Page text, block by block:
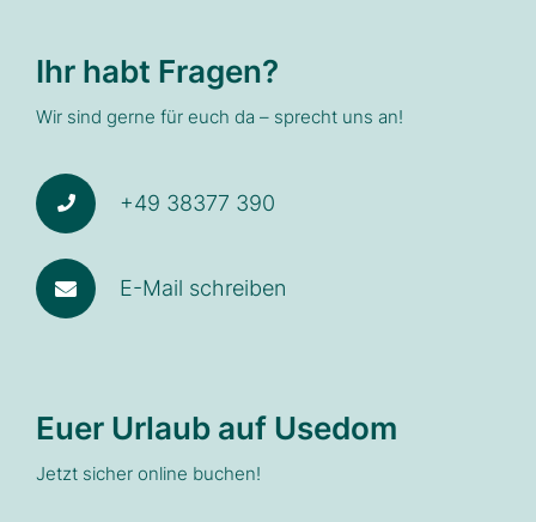
Ihr habt Fragen?
Wir sind gerne für euch da – sprecht uns an!
+49 38377 390
E-Mail schreiben
Euer Urlaub auf Usedom
Jetzt sicher online buchen!